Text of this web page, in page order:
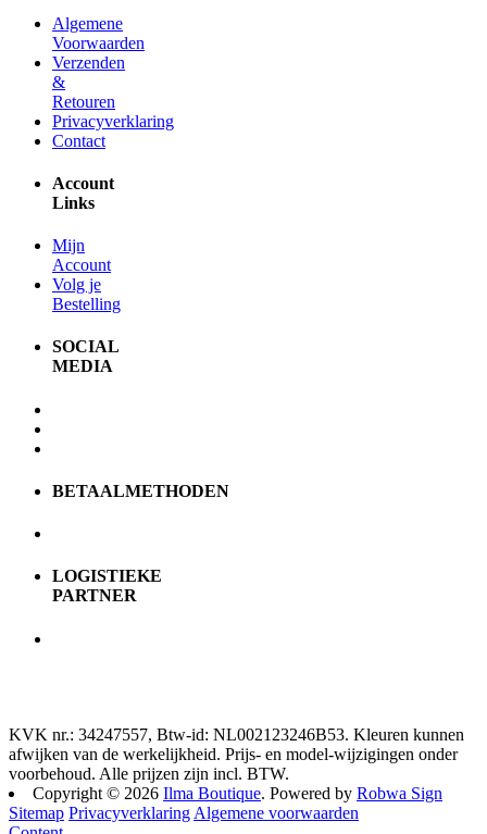
Algemene
Voorwaarden
Verzenden
&
Retouren
Privacyverklaring
Contact
Account
Links
Mijn
Account
Volg je
Bestelling
SOCIAL
MEDIA
BETAALMETHODEN
LOGISTIEKE
PARTNER
KVK nr.: 34247557, Btw-id: NL002123246B53. Kleuren kunnen
afwijken van de werkelijkheid. Prijs- en model-wijzigingen onder
voorbehoud. Alle prijzen zijn incl. BTW.
Copyright © 2026 Ilma Boutique. Powered by Robwa Sign
Sitemap Privacyverklaring Algemene voorwaarden